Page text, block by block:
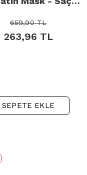
659,90TL
263,96 TL
SEPETE EKLE